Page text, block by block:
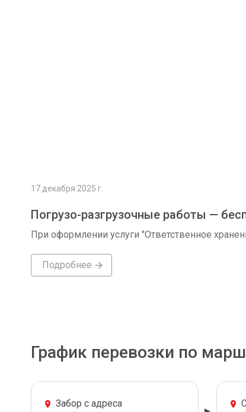
17 декабря 2025 г.
Погрузо-разгрузочные работы —
При оформлении услуги "Ответственное
Подробнее
График перевозки по
Забор с адреса